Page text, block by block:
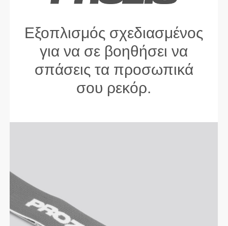
Εξοπλισμός σχεδιασμένος
για να σε βοηθήσει να
σπάσεις τα προσωπικά
σου ρεκόρ.